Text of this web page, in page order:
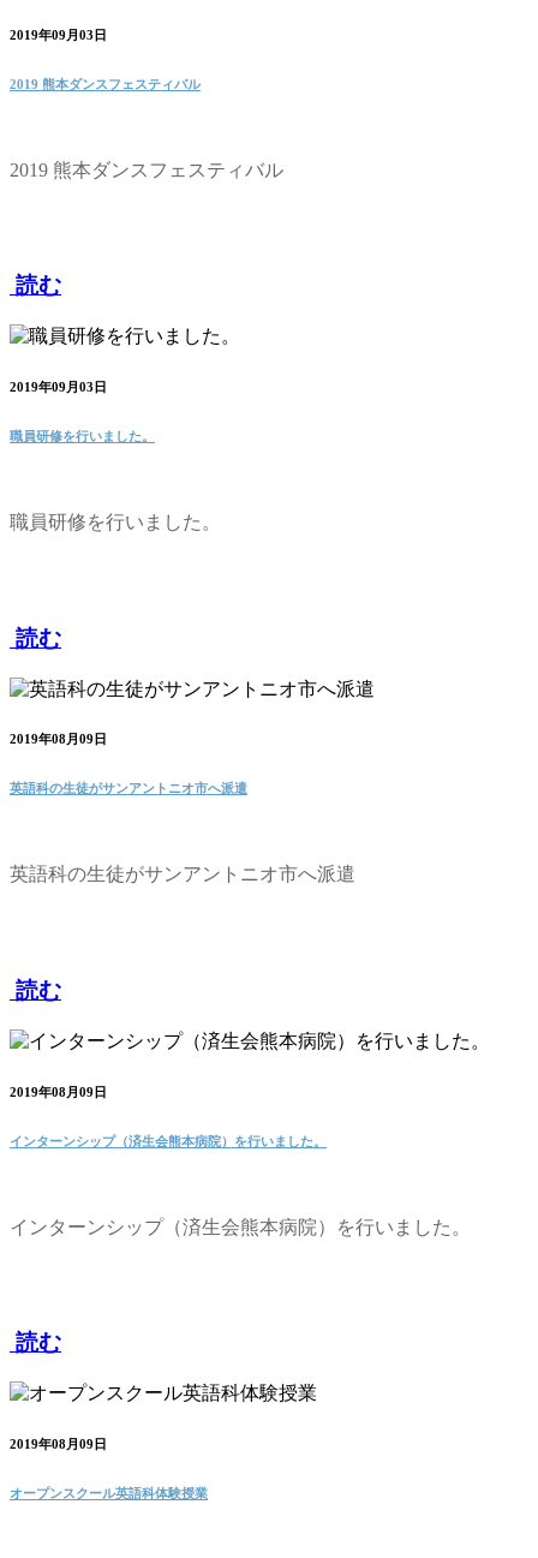
2019年09月03日
2019 熊本ダンスフェスティバル
2019 熊本ダンスフェスティバル
読む
2019年09月03日
職員研修を行いました。
職員研修を行いました。
読む
2019年08月09日
英語科の生徒がサンアントニオ市へ派遣
英語科の生徒がサンアントニオ市へ派遣
読む
2019年08月09日
インターンシップ（済生会熊本病院）を行いました。
インターンシップ（済生会熊本病院）を行いました。
読む
2019年08月09日
オープンスクール英語科体験授業